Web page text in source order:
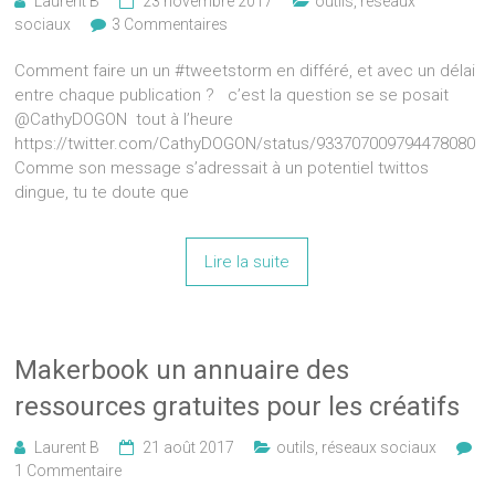
sociaux
3 Commentaires
Comment faire un un #tweetstorm en différé, et avec un délai
entre chaque publication ? c’est la question se se posait
@CathyDOGON tout à l’heure
https://twitter.com/CathyDOGON/status/933707009794478080
Comme son message s’adressait à un potentiel twittos
dingue, tu te doute que
Lire la suite
Makerbook un annuaire des
ressources gratuites pour les créatifs
Laurent B 21 août 2017 outils réseaux sociaux
1 Commentaire